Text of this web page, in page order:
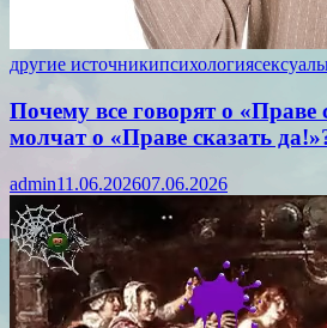
другие источникипсихология
Почему все говорят о «Праве
молчат о «Праве сказать
admin11.06.202607.06.2026